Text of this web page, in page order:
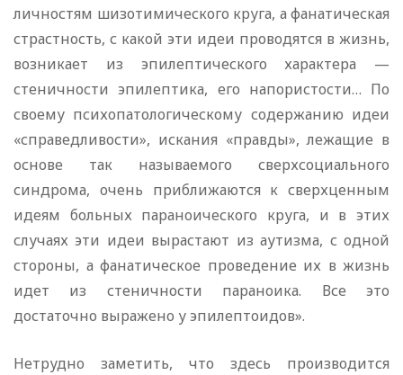
личностям шизотимического круга, а фанатическая
страстность, с какой эти идеи проводятся в жизнь,
возникает из эпилептического характера —
стеничности эпилептика, его напористости… По
своему психопатологическому содержанию идеи
«справедливости», искания «правды», лежащие в
основе так называемого сверхсоциального
синдрома, очень приближаются к сверхценным
идеям больных параноического круга, и в этих
случаях эти идеи вырастают из аутизма, с одной
стороны, а фанатическое проведение их в жизнь
идет из стеничности параноика. Все это
достаточно выражено у эпилептоидов».
Нетрудно заметить, что здесь производится